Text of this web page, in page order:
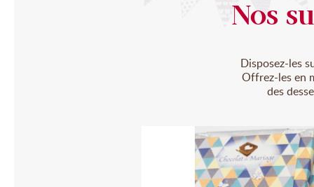
Nos
Disposez-les
Offrez-les en
des